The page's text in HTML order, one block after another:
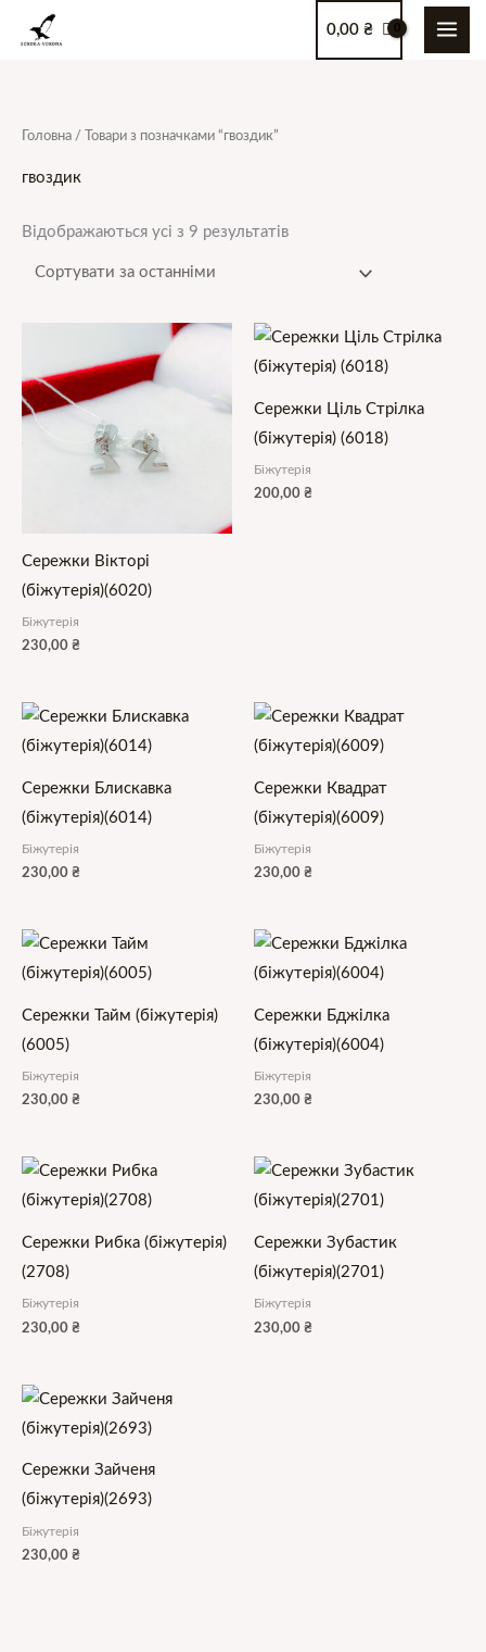
Перейти
0,00 ₴
Головна / Товари з позначками “гвоздик”
гвоздик
Відображаються усі з 9 результатів
Сережки Вікторі
(біжутерія)(6020)
Біжутерія
230,00 ₴
Сережки Ціль Стрілка
(біжутерія) (6018)
Біжутерія
200,00 ₴
Сережки Блискавка
(біжутерія)(6014)
Біжутерія
230,00 ₴
Сережки Квадрат
(біжутерія)(6009)
Біжутерія
230,00 ₴
Сережки Тайм (біжутерія)
(6005)
Біжутерія
230,00 ₴
Сережки Бджілка
(біжутерія)(6004)
Біжутерія
230,00 ₴
Сережки Рибка (біжутерія)
(2708)
Біжутерія
230,00 ₴
Сережки Зубастик
(біжутерія)(2701)
Біжутерія
230,00 ₴
Сережки Зайченя
(біжутерія)(2693)
Біжутерія
230,00 ₴